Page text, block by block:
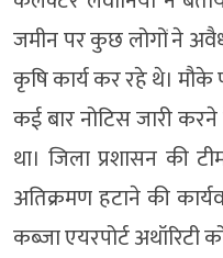
जमीन पर कुछ लोगों ने
कृषि कार्य कर रहे थे। मौके
कई बार नोटिस जारी
था। जिला प्रशासन की
अतिक्रमण हटाने की
कब्जा एयरपोर्ट अथॉरिटी